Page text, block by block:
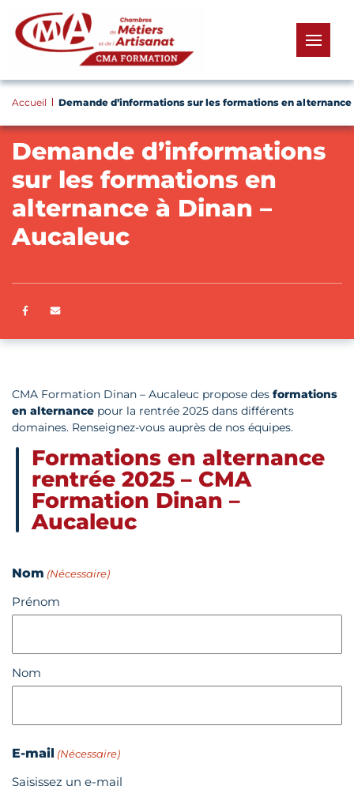
menu
Accueil Demande d’informations sur les formations en alternance
Demande d’informations
sur les formations en
alternance à Dinan –
Aucaleuc
Partager sur Facebook
CMA Formation Dinan – Aucaleuc propose des formations
en alternance pour la rentrée 2025 dans différents
domaines. Renseignez-vous auprès de nos équipes.
Formations en alternance
rentrée 2025 – CMA
Formation Dinan –
Aucaleuc
Nom (Nécessaire)
Prénom
Nom
E-mail (Nécessaire)
Saisissez un e-mail